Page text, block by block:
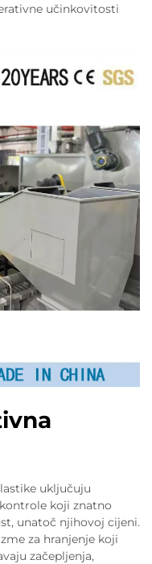
učinkovitosti
uključuju
koji znatno
unatoč njihovoj cijeni.
za hranjenje koji
začepljenja,